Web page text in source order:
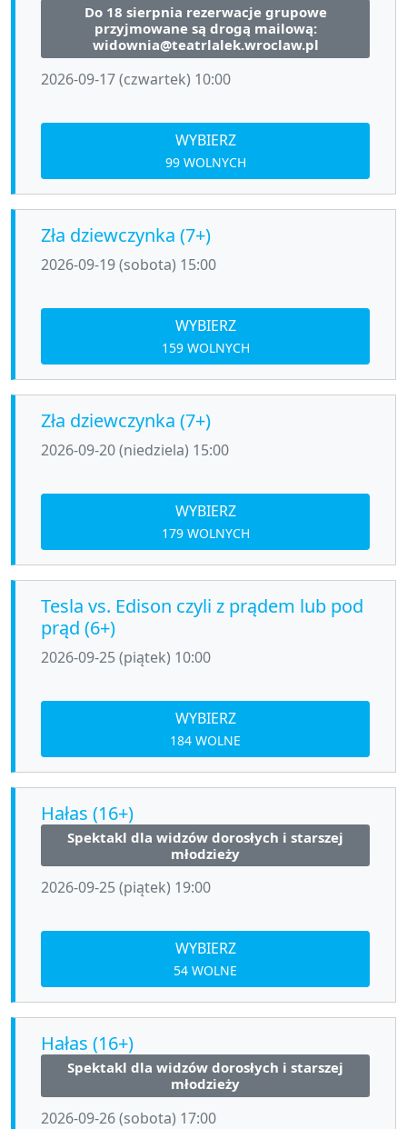
Do 18 sierpnia rezerwacje grupowe
przyjmowane są drogą mailową:
widownia@teatrlalek.wroclaw.pl
2026-09-17 (czwartek) 10:00
WYBIERZ
99 WOLNYCH
Zła dziewczynka (7+)
2026-09-19 (sobota) 15:00
WYBIERZ
159 WOLNYCH
Zła dziewczynka (7+)
2026-09-20 (niedziela) 15:00
WYBIERZ
179 WOLNYCH
Tesla vs. Edison czyli z prądem lub pod
prąd (6+)
2026-09-25 (piątek) 10:00
WYBIERZ
184 WOLNE
Hałas (16+)
Spektakl dla widzów dorosłych i starszej
młodzieży
2026-09-25 (piątek) 19:00
WYBIERZ
54 WOLNE
Hałas (16+)
Spektakl dla widzów dorosłych i starszej
młodzieży
2026-09-26 (sobota) 17:00